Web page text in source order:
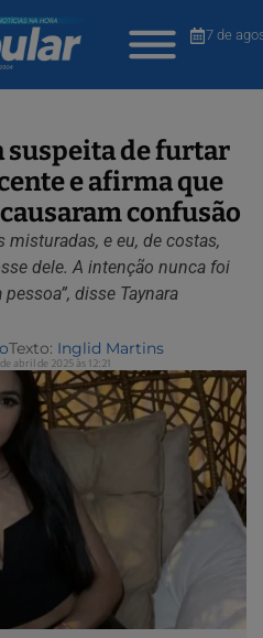
7 de
suspeita de furtar
e afirma que
confusão
misturadas, e eu, de costas,
dele. A intenção nunca foi
disse Taynara
Texto: Inglid Martins
abril de 2025 às 12:21